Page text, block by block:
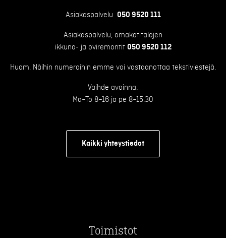
Asiakaspalvelu 050 9520 111
Asiakaspalvelu, omakotitalojen
ikkuna- ja oviremontit 050 9520 112
Huom. Näihin numeroihin emme voi vastaanottaa tekstiviestejä.
Vaihde avoinna:
Ma–To 8–16 ja pe 8–15.30
Kaikki yhteystiedot
Toimistot